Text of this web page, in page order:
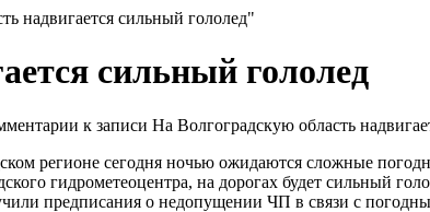
надвигается сильный гололед"
сильный гололед
к записи На Волгоградскую область
регионе сегодня ночью ожидаются сложные
гидрометеоцентра, на дорогах будет сильный
предписания о недопущении ЧП в связи с